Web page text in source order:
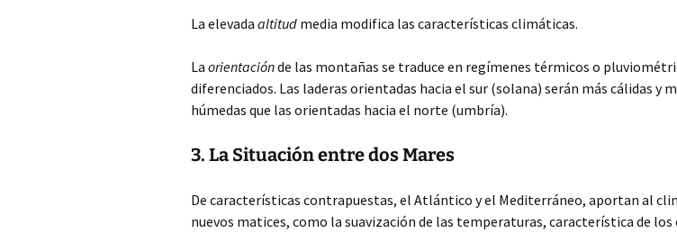
La elevada altitud media modifica las características climáticas.
La orientaciónde las montañas se traduce en regímenes térmicos o
diferenciados. Las laderas orientadas hacia el sur (solana) serán más cálidas y
húmedas que las orientadas hacia el norte (umbría).
3. La Situación entre dos Mares
De características contrapuestas, el Atlántico y el Mediterráneo, aportan al
nuevos matices, como la suavización de las temperaturas, característica de los